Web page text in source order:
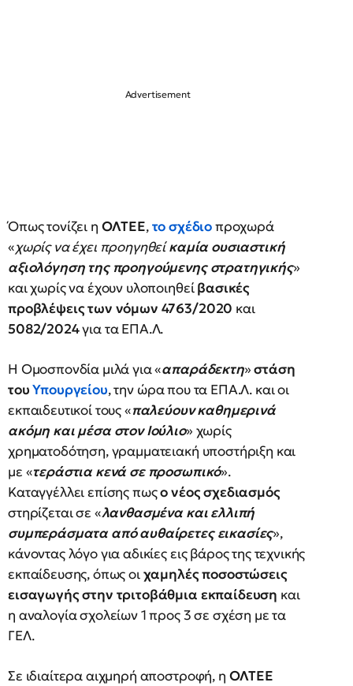
Όπως τονίζει η ΟΛΤΕΕ,το σχέδιοπροχωρά
«χωρίς να έχει προηγηθείκαμία ουσιαστική
αξιολόγηση της προηγούμενης στρατηγικής»
και χωρίς να έχουν υλοποιηθείβασικές
προβλέψεις των νόμων 4763/2020 και
5082/2024για τα ΕΠΑ.Λ.
Η Ομοσπονδία μιλά για «απαράδεκτη»στάση
τουΥπουργείου, την ώρα που τα ΕΠΑ.Λ. και οι
εκπαιδευτικοί τους «παλεύουν καθημερινά
ακόμη και μέσα στον Ιούλιο» χωρίς
χρηματοδότηση, γραμματειακή υποστήριξη και
με «τεράστια κενά σε προσωπικό».
Καταγγέλλει επίσης πωςο νέος σχεδιασμός
στηρίζεται σε «λανθασμένα και ελλιπή
συμπεράσματα από αυθαίρετες εικασίες»,
κάνοντας λόγο για αδικίες εις βάρος της τεχνικής
εκπαίδευσης, όπως οιχαμηλές ποσοστώσεις
εισαγωγής στην τριτοβάθμια εκπαίδευση και
η αναλογία σχολείων 1 προς 3 σε σχέση με τα
ΓΕΛ.
Σε ιδιαίτερα αιχμηρή αποστροφή, η ΟΛΤΕΕ